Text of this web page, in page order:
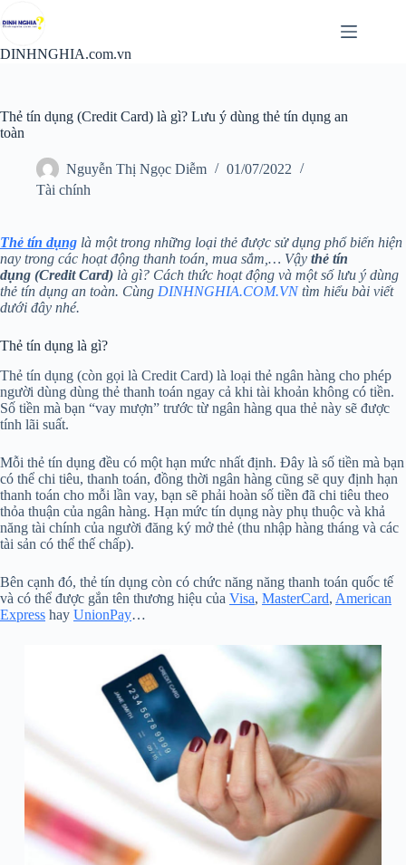
đến
nội
DINHNGHIA.com.vn
Thẻ tín dụng (Credit Card) là gì? Lưu ý dùng thẻ tín dụng an
toàn
Nguyễn Thị Ngọc Diễm
01/07/2022
Tài chính
Thẻ tín dụng là một trong những loại thẻ được sử dụng phổ biến hiện
nay trong các hoạt động thanh toán, mua sắm,… Vậy thẻ tín
dụng (Credit Card) là gì? Cách thức hoạt động và một số lưu ý dùng
thẻ tín dụng an toàn. Cùng DINHNGHIA.COM.VNtìm hiểu bài viết
dưới đây nhé.
Thẻ tín dụng là gì?
Thẻ tín dụng (còn gọi là Credit Card) là loại thẻ ngân hàng cho phép
người dùng dùng thẻ thanh toán ngay cả khi tài khoản không có tiền.
Số tiền mà bạn “vay mượn” trước từ ngân hàng qua thẻ này sẽ được
tính lãi suất.
Mỗi thẻ tín dụng đều có một hạn mức nhất định. Đây là số tiền mà bạn
có thể chi tiêu, thanh toán, đồng thời ngân hàng cũng sẽ quy định hạn
thanh toán cho mỗi lần vay, bạn sẽ phải hoàn số tiền đã chi tiêu theo
thỏa thuận của ngân hàng. Hạn mức tín dụng này phụ thuộc và khả
năng tài chính của người đăng ký mở thẻ (thu nhập hàng tháng và các
tài sản có thể thế chấp).
Bên cạnh đó, thẻ tín dụng còn có chức năng năng thanh toán quốc tế
và có thể được gắn tên thương hiệu của Visa, MasterCard, American
Express hay UnionPay…